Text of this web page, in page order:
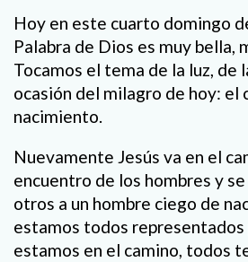
Hoy en este cuarto domingo
Palabra de Dios es muy bella,
Tocamos el tema de la luz, de
ocasión del milagro de hoy: el
nacimiento.
Nuevamente Jesús va en el
encuentro de los hombres y
otros a un hombre ciego de
estamos todos representados
estamos en el camino, todos